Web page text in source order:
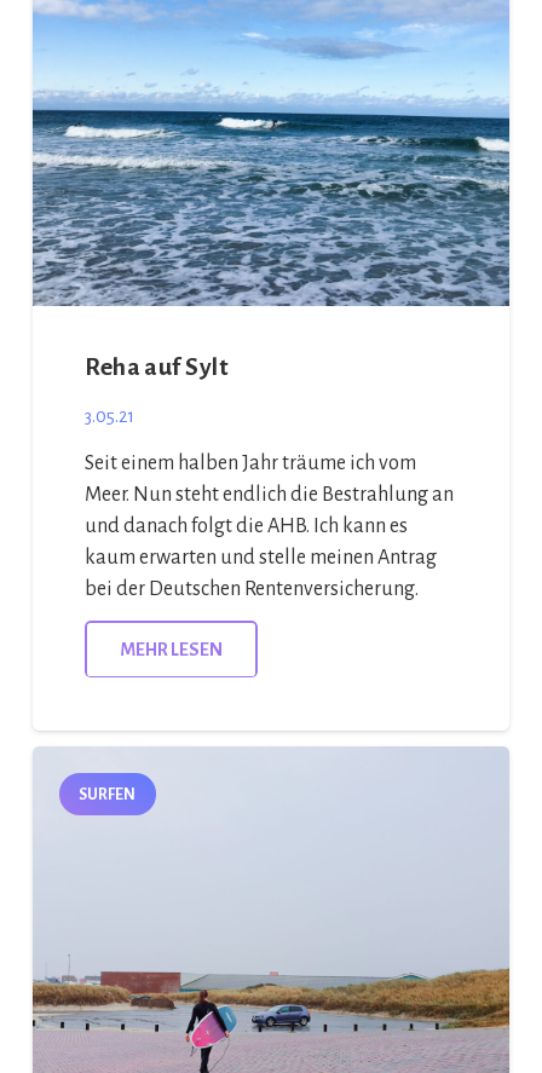
Reha auf Sylt
3.05.21
Seit einem halben Jahr träume ich vom
Meer. Nun steht endlich die Bestrahlung an
und danach folgt die AHB. Ich kann es
kaum erwarten und stelle meinen Antrag
bei der Deutschen Rentenversicherung.
MEHR LESEN
SURFEN